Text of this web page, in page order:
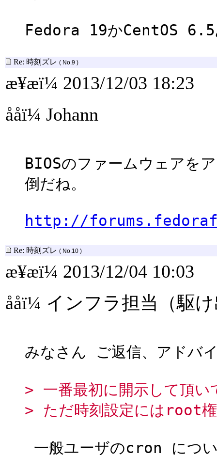
Fedora 19かCentOS 6.5
Re: 時刻ズレ ( No.9 )
æ¥æï¼ 2013/12/03 18:23
ååï¼ Johann
BIOSのファームウェアを
倒だね。
http://
Re: 時刻ズレ ( No.10 )
æ¥æï¼ 2013/12/04 10:03
ååï¼ インフラ担当（駆
みなさん ご返信、アドバ
> 一番最初に開示して頂
> ただ時刻設定にはroot権
一般ユーザのcron につ